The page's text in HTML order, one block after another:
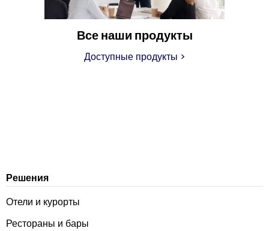
Все наши продукты
Доступные продукты >
Решения
Отели и курорты
Рестораны и бары